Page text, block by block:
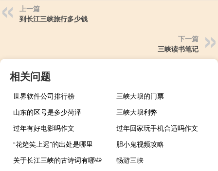
上一篇
到长江三峡旅行多少钱
下一篇
三峡读书笔记
相关问题
世界软件公司排行榜
三峡大坝的门票
山东的区号是多少菏泽
三峡大坝利弊
过年有好电影吗作文
过年回家玩手机合适吗作文
“花筵笑上迟”的出处是哪里
胆小鬼视频攻略
关于长江三峡的古诗词有哪些
畅游三峡